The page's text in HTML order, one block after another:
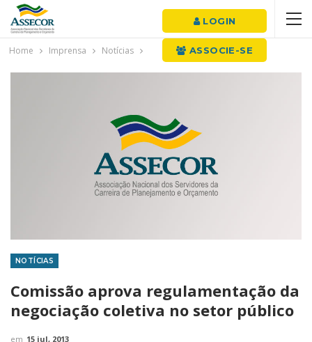
LOGIN
ASSOCIE-SE
Home Imprensa Notícias
NOTÍCIAS
Comissão aprova regulamentação da
negociação coletiva no setor público
em 15 jul, 2013